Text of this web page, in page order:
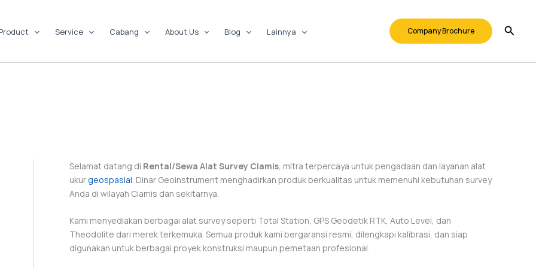
Service Cabang About Us Blog Lainnya Company Brochure
Selamat datang di Rental/Sewa Alat Survey Ciamis, mitra terpercaya untuk pengadaan dan layanan alat
ukurgeospasial. Dinar Geoinstrument menghadirkan produk berkualitas untuk memenuhi kebutuhan survey
Anda di wilayah Ciamis dan sekitarnya.
Kami menyediakan berbagai alat survey seperti Total Station, GPS Geodetik RTK, Auto Level, dan
Theodolite dari merek terkemuka. Semua produk kami bergaransi resmi, dilengkapi kalibrasi, dan siap
digunakan untuk berbagai proyek konstruksi maupun pemetaan profesional.